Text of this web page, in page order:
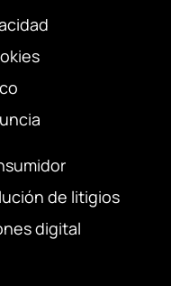
de litigios
digital